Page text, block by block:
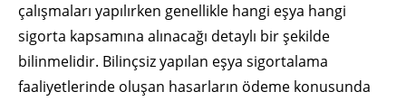
çalışmaları yapılırken genellikle hangi eşya hangi
sigorta kapsamına alınacağı detaylı bir şekilde
bilinmelidir. Bilinçsiz yapılan eşya sigortalama
faaliyetlerinde oluşan hasarların ödeme konusunda